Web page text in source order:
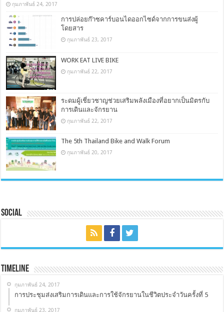
กุมภาพันธ์ 24, 2017
การปล่อยก๊าซคาร์บอนไดออกไซด์จากการขนส่งผู้
โดยสาร
กุมภาพันธ์ 23, 2017
WORK EAT LIVE BIKE
กุมภาพันธ์ 22, 2017
ระดมผู้เชี่ยวชาญช่วยเสริมพลังเมืองที่อยากเป็นมิตรกับ
การเดินและจักรยาน
กุมภาพันธ์ 22, 2017
The 5th Thailand Bike and Walk Forum
กุมภาพันธ์ 20, 2017
Social
Timeline
กุมภาพันธ์ 24, 2017
การประชุมส่งเสริมการเดินและการใช้จักรยานในชีวิตประจำวันครั้งที่ 5
กุมภาพันธ์ 23, 2017